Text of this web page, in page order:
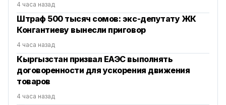
4 часа назад
Штраф 500 тысяч сомов: экс-депутату ЖК
Конгантиеву вынесли приговор
4 часа назад
Кыргызстан призвал ЕАЭС выполнять
договоренности для ускорения движения
товаров
4 часа назад